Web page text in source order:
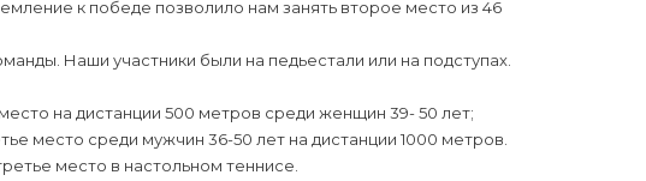
к победе позволило нам занять второе место из 46
Наши участники были на педьестали или на подступах.
на дистанции 500 метров среди женщин 39- 50 лет;
место среди мужчин 36-50 лет на дистанции 1000 метров.
место в настольном теннисе.